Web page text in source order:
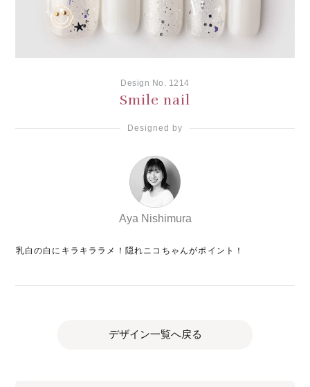
Design No. 1214
Smile nail
Designed by
Aya Nishimura
乳白の白にキラキララメ！隠れニコちゃんがポイント！
デザイン一覧へ戻る